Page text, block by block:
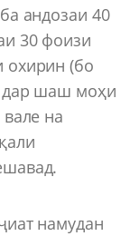
андозаи 40
30 фоизи
охирин (бо
дар шаш моҳи
на
намудан